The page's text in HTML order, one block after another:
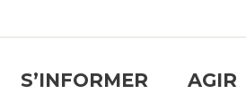
S’INFORMER AGIR